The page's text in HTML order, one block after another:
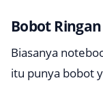
Bobot Ringan
Biasanya
itu punya bobot